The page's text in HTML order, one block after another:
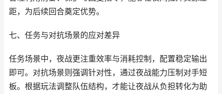
距，为后续回合奠定优势。
七、任务与对抗场景的应对差异
任务场景中，夜战更注重效率与消耗控制，配置稳定输出
即可。对抗场景则强调针对性，通过夜战能力压制对手短
板。根据玩法调整队伍结构，才能让夜战从负担转化为助